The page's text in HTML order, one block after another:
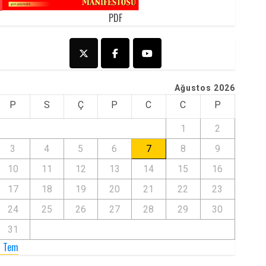
PDF
Ağustos 2026
P S Ç P C C P
1
2
3
4 5 6 7 8
9
10
11 12 13 14 15
16
17
18 19 20 21 22
23
24
25 26 27 28 29
30
31